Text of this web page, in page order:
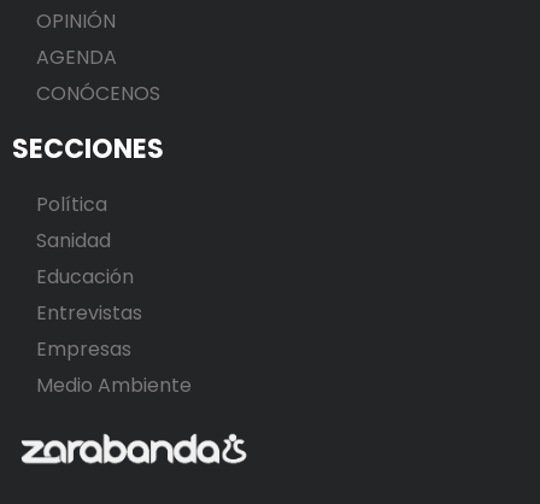
OPINIÓN
AGENDA
CONÓCENOS
SECCIONES
Política
Sanidad
Educación
Entrevistas
Empresas
Medio Ambiente